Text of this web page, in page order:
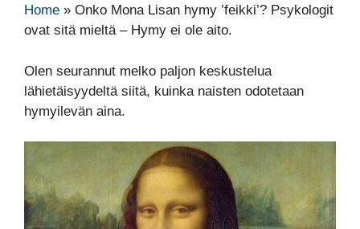
Home » Onko Mona Lisan hymy ’feikki’? Psykologit
ovat sitä mieltä – Hymy ei ole aito.
Olen seurannut melko paljon keskustelua
lähietäisyydeltä siitä, kuinka naisten odotetaan
hymyilevän aina.